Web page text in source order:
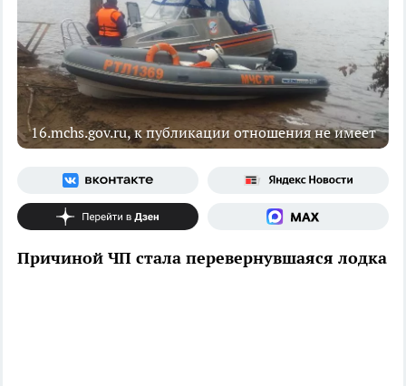
16.mchs.gov.ru, к публикации отношения не имеет
Причиной ЧП стала перевернувшаяся лодка